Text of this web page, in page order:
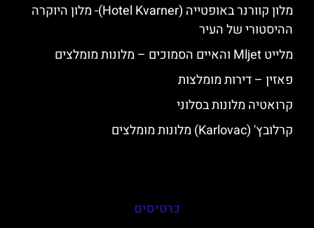
מלון קוורנר באופטייה (Hotel Kvarner)- מלון היוקרה
ההיסטורי של העיר
מלייט Mljet והאיים הסמוכים – מלונות מומלצים
פאזין – דירות מומלצות
קרואטיה מלונות בסלוני
קרלובץ' (Karlovac) מלונות מומלצים
כרטיסים